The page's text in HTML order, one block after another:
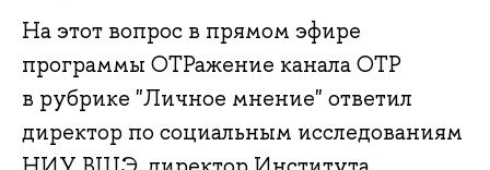
На этот вопрос в прямом эфире
программы ОТРажение канала ОТР
в рубрике "Личное мнение" ответил
директор по социальным исследованиям